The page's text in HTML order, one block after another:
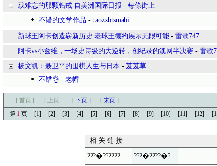
载难忘的那颗钻戒 自美洲国际日报 - 每條街上
不错的文学作品 - caozxbtsmabi
新球王阿卡创造崭新历史 老球王德约展示无限可能 - 雷歌747
阿卡vs小兹维，一场史诗级的大逆转，创纪录的澳网半决赛 - 雷歌
杨文凯：聂卫平的围棋人生与日本 - 芨芨草
不错👌 - 老帽
[ 首页 ] [ 上页 ] [ 下页 ] [ 末页 ]
第 1 页 [1] [2] [3] [4] [5] [6] [7] [8] [9] [10] [11] [12]
相 关 链 接
???�?????? ???�????�?